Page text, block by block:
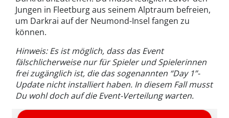
Jungen in Fleetburg aus seinem Alptraum befreien,
um Darkrai auf der Neumond-Insel fangen zu
können.
Hinweis: Es ist möglich, dass das Event
fälschlicherweise nur für Spieler und Spielerinnen
frei zugänglich ist, die das sogenannten “Day 1”-
Update nicht installiert haben. In diesem Fall musst
Du wohl doch auf die Event-Verteilung warten.